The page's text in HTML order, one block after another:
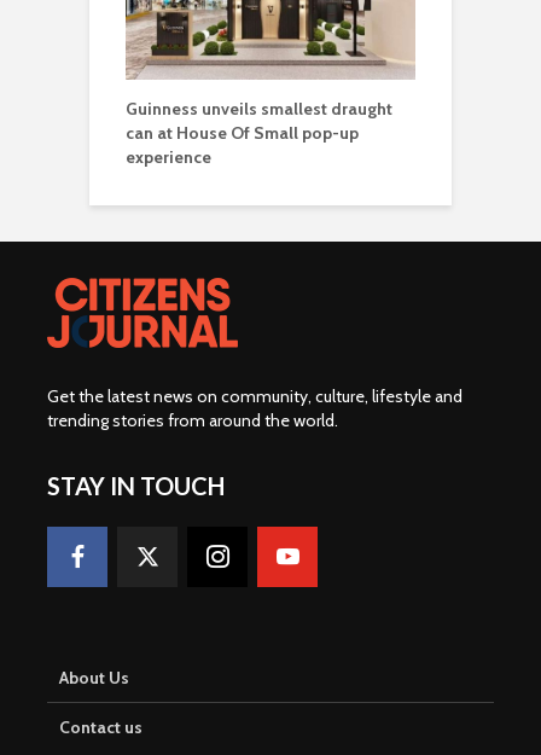
Guinness unveils smallest draught
can at House Of Small pop-up
experience
Get the latest news on community, culture, lifestyle and
trending stories from around the world.
STAY IN TOUCH
About Us
Contact us